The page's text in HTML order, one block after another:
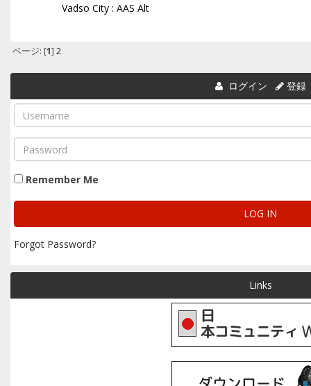
Vadso City : AAS Alt
ページ: [1] 2
ログイン 登録
Remember Me
Forgot Password?
Links